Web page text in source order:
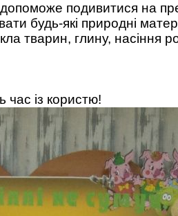
подивитися на
будь-які природні
тварин, глину, насіння
час із користю!